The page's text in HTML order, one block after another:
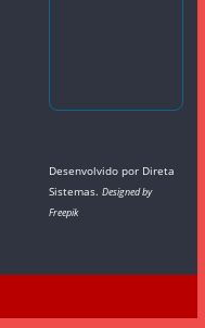
Desenvolvido por Direta
Sistemas.Designed by
Freepik